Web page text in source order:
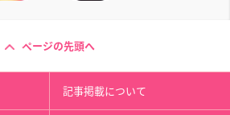
ページの先頭へ
記事掲載について